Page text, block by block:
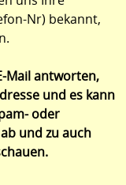
Nr) bekannt,
Mail antworten,
und es kann
oder
und zu auch